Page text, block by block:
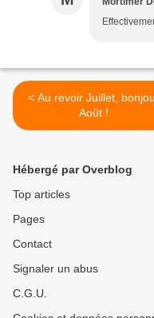
< Au revoir Juillet, bonjour
Août !
Hébergé par Overblog
Top articles
Pages
Contact
Signaler un abus
C.G.U.